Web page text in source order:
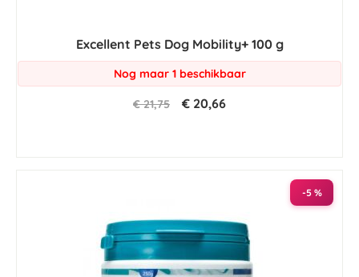
Excellent Pets Dog Mobility+ 100 g
Nog maar 1 beschikbaar
€ 21,75 € 20,66
-5 %